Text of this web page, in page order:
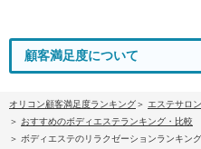
顧客満足度について
オリコン顧客満足度ランキング
エステサロ
おすすめのボディエステランキング・比較
ボディエステのリラクゼーションランキン